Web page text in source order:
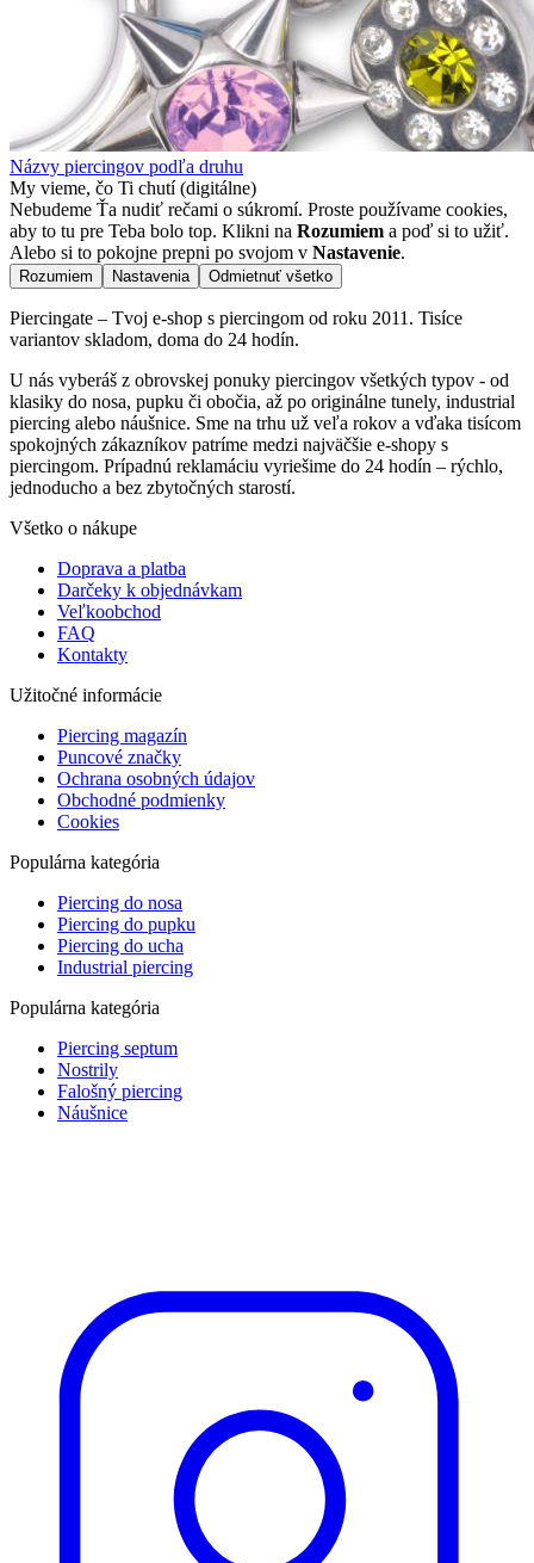
Názvy piercingov podľa druhu
My vieme, čo Ti chutí (digitálne)
Nebudeme Ťa nudiť rečami o súkromí. Proste používame cookies,
aby to tu pre Teba bolo top. Klikni na Rozumiem a poď si to užiť.
Alebo si to pokojne prepni po svojom v Nastavenie.
Rozumiem Nastavenia Odmietnuť všetko
Piercingate – Tvoj e-shop s piercingom od roku 2011. Tisíce
variantov skladom, doma do 24 hodín.
U nás vyberáš z obrovskej ponuky piercingov všetkých typov - od
klasiky do nosa, pupku či obočia, až po originálne tunely, industrial
piercing alebo náušnice. Sme na trhu už veľa rokov a vďaka tisícom
spokojných zákazníkov patríme medzi najväčšie e-shopy s
piercingom. Prípadnú reklamáciu vyriešime do 24 hodín – rýchlo,
jednoducho a bez zbytočných starostí.
Všetko o nákupe
Doprava a platba
Darčeky k objednávkam
Veľkoobchod
FAQ
Kontakty
Užitočné informácie
Piercing magazín
Puncové značky
Ochrana osobných údajov
Obchodné podmienky
Cookies
Populárna kategória
Piercing do nosa
Piercing do pupku
Piercing do ucha
Industrial piercing
Populárna kategória
Piercing septum
Nostrily
Falošný piercing
Náušnice